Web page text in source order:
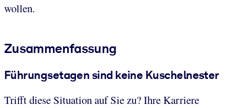
wollen.
Zusammenfassung
Führungsetagen sind keine Kuschelnester
Trifft diese Situation auf Sie zu? Ihre Karriere